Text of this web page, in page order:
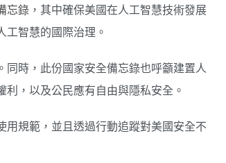
忘錄 ，其中確保美國在人工智慧技術發展
智慧的國際治理。
時，此份國家安全備忘錄也呼籲建置人
，以及公民應有自由與隱私安全。
規範，並且透過行動追蹤對美國安全不